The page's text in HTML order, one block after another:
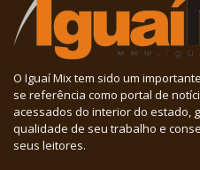
O Iguaí Mix tem sido um
se referência como portal de
acessados do interior do estado,
qualidade de seu trabalho e
seus leitores.